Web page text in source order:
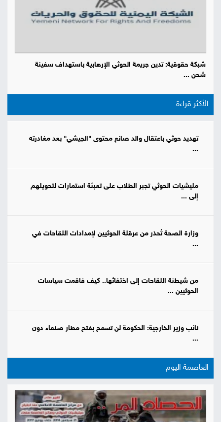
شبكة حقوقية: تدين جريمة الحوثي الإرهابية باستهداف سفينة
شحن ...
الأكثر قراءة
تهديد حوثي باعتقال والد صانع محتوى "الجيشي" بعد مغادرته
...
مليشيات الحوثي تجبر الطلاب على تعبئة استمارات لتحويلهم
إلى ...
وزارة الصحة تُحذر من عرقلة الحوثيين لإمدادات اللقاحات في
...
من شيطنة اللقاحات إلى اختفائها.. كيف فاقمت سياسات
الحوثيين ...
نائب وزير الخارجية: الحكومة لن تسمح بفتح مطار صنعاء دون
...
العاصمة اليوم